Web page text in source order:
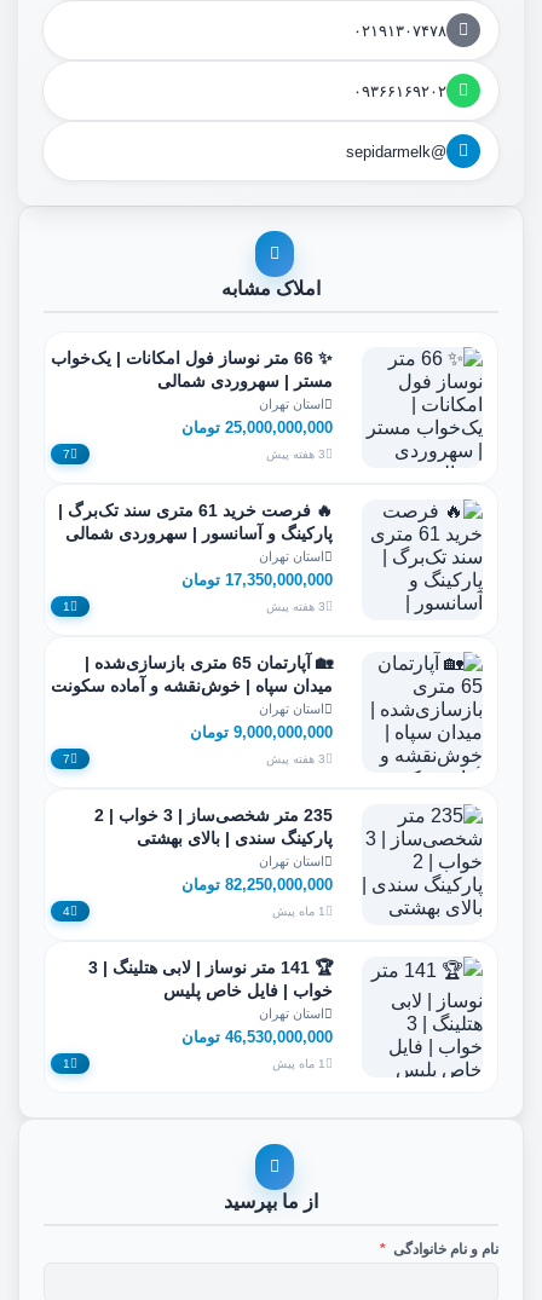
۰۲۱۹۱۳۰۷۴۷۸
۰۹۳۶۶۱۶۹۲۰۲
@sepidarmelk
املاک مشابه
✨ 66 متر نوساز فول امکانات | یک‌خواب
مستر | سهروردی شمالی
استان تهران
25,000,000,000 تومان
3 هفته پیش 7
🔥 فرصت خرید 61 متری سند تک‌برگ |
پارکینگ و آسانسور | سهروردی شمالی
استان تهران
17,350,000,000 تومان
3 هفته پیش 1
🏡 آپارتمان 65 متری بازسازی‌شده |
میدان سپاه | خوش‌نقشه و آماده سکونت
استان تهران
9,000,000,000 تومان
3 هفته پیش 7
235 متر شخصی‌ساز | 3 خواب | 2
پارکینگ سندی | بالای بهشتی
استان تهران
82,250,000,000 تومان
1 ماه پیش 4
🏆 141 متر نوساز | لابی هتلینگ | 3
خواب | فایل خاص پلیس
استان تهران
46,530,000,000 تومان
1 ماه پیش 1
از ما بپرسید
نام و نام خانوادگی *